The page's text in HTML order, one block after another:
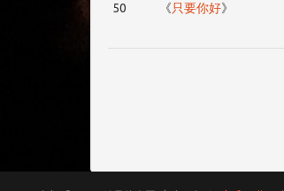
50 《只要你好》